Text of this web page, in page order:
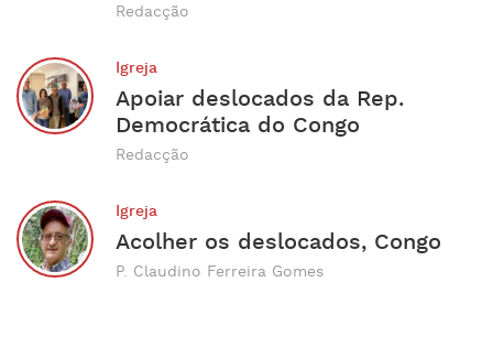
Redacção
Igreja
Apoiar deslocados da Rep.
Democrática do Congo
Redacção
Igreja
Acolher os deslocados, Congo
P. Claudino Ferreira Gomes